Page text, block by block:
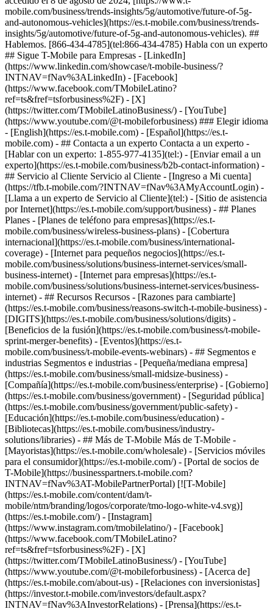
mobile.com/business/trends-insights/5g/automotive/future-of-5g-
and-autonomous-vehicles](https://es.t-mobile.com/business/trends-
insights/5g/automotive/future-of-5g-and-autonomous-vehicles). ##
Hablemos. [866-434-4785](tel:866-434-4785) Habla con un experto
## Sigue T-Mobile para Empresas - [LinkedIn]
(https://www.linkedin.com/showcase/t-mobile-business/?
INTNAV=fNav%3ALinkedIn) - [Facebook]
(https://www.facebook.com/TMobileLatino?
ref=ts&fref=tsforbusiness%2F) - [X]
(https://twitter.com/TMobileLatinoBusiness/) - [YouTube]
(https://www.youtube.com/@t-mobileforbusiness) ### Elegir idioma
- [English](https://es.t-mobile.com) - [Español](https://es.t-
mobile.com) - ## Contacta a un experto Contacta a un experto -
[Hablar con un experto: 1-855-977-4135](tel:) - [Enviar email a un
experto](https://es.t-mobile.com/business/b2b-contact-information) -
## Servicio al Cliente Servicio al Cliente - [Ingreso a Mi cuenta]
(https://tfb.t-mobile.com/?INTNAV=fNav%3AMyAccountLogin) -
[Llama a un experto de Servicio al Cliente](tel:) - [Sitio de asistencia
por Internet](https://es.t-mobile.com/support/business) - ## Planes
Planes - [Planes de teléfono para empresas](https://es.t-
mobile.com/business/wireless-business-plans) - [Cobertura
internacional](https://es.t-mobile.com/business/international-
coverage) - [Internet para pequeños negocios](https://es.t-
mobile.com/business/solutions/business-internet-services/small-
business-internet) - [Internet para empresas](https://es.t-
mobile.com/business/solutions/business-internet-services/business-
internet) - ## Recursos Recursos - [Razones para cambiarte]
(https://es.t-mobile.com/business/reasons-switch-t-mobile-business) -
[DIGITS](https://es.t-mobile.com/business/solutions/digits) -
[Beneficios de la fusión](https://es.t-mobile.com/business/t-mobile-
sprint-merger-benefits) - [Eventos](https://es.t-
mobile.com/business/t-mobile-events-webinars) - ## Segmentos e
industrias Segmentos e industrias - [Pequeña/mediana empresa]
(https://es.t-mobile.com/business/small-midsize-business) -
[Compañía](https://es.t-mobile.com/business/enterprise) - [Gobierno]
(https://es.t-mobile.com/business/government) - [Seguridad pública]
(https://es.t-mobile.com/business/government/public-safety) -
[Educación](https://es.t-mobile.com/business/education) -
[Bibliotecas](https://es.t-mobile.com/business/industry-
solutions/libraries) - ## Más de T-Mobile Más de T-Mobile -
[Mayoristas](https://es.t-mobile.com/wholesale) - [Servicios móviles
para el consumidor](https://es.t-mobile.com/) - [Portal de socios de
T-Mobile](https://businesspartners.t-mobile.com?
INTNAV=fNav%3AT-MobilePartnerPortal) [![T-Mobile]
(https://es.t-mobile.com/content/dam/t-
mobile/ntm/branding/logos/corporate/tmo-logo-white-v4.svg)]
(https://es.t-mobile.com/) - [Instagram]
(https://www.instagram.com/tmobilelatino/) - [Facebook]
(https://www.facebook.com/TMobileLatino?
ref=ts&fref=tsforbusiness%2F) - [X]
(https://twitter.com/TMobileLatinoBusiness/) - [YouTube]
(https://www.youtube.com/@t-mobileforbusiness) - [Acerca de]
(https://es.t-mobile.com/about-us) - [Relaciones con inversionistas]
(https://investor.t-mobile.com/investors/default.aspx?
INTNAV=fNav%3AInvestorRelations) - [Prensa](https://es.t-